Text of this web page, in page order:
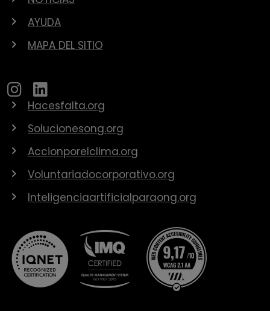
AYUDA
MAPA DEL SITIO
Hacesfalta.org
Solucionesong.org
Accionporelclima.org
Voluntariadocorporativo.org
Inteligenciaartificialparaong.org